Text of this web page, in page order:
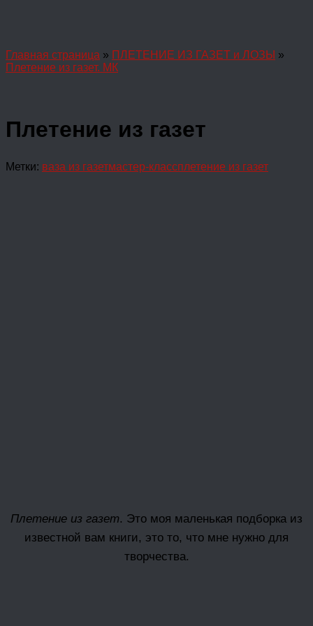
Главная страница » ПЛЕТЕНИЕ ИЗ ГАЗЕТ и ЛОЗЫ »
Плетение из газет. МК
Плетение из газет
Метки: ваза из газетмастер-классплетение из газет
Плетение из газет. Это моя маленькая подборка из
известной вам книги, это то, что мне нужно для
творчества.